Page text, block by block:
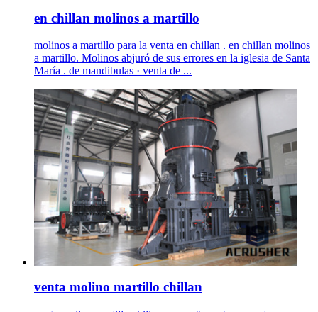
en chillan molinos a martillo
molinos a martillo para la venta en chillan . en chillan molinos
a martillo. Molinos abjuró de sus errores en la iglesia de Santa
María . de mandibulas · venta de ...
venta molino martillo chillan